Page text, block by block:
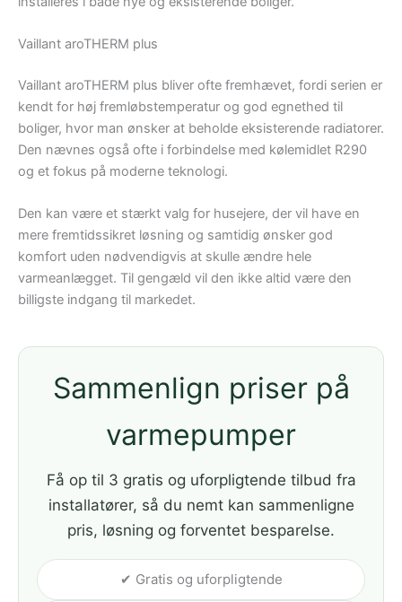
Vaillant aroTHERM plus
Vaillant aroTHERM plus bliver ofte fremhævet, fordi serien er
kendt for høj fremløbstemperatur og god egnethed til
boliger, hvor man ønsker at beholde eksisterende radiatorer.
Den nævnes også ofte i forbindelse med kølemidlet R290
og et fokus på moderne teknologi.
Den kan være et stærkt valg for husejere, der vil have en
mere fremtidssikret løsning og samtidig ønsker god
komfort uden nødvendigvis at skulle ændre hele
varmeanlægget. Til gengæld vil den ikke altid være den
billigste indgang til markedet.
Sammenlign priser på
varmepumper
Få op til 3 gratis og uforpligtende tilbud fra
installatører, så du nemt kan sammenligne
pris, løsning og forventet besparelse.
✔ Gratis og uforpligtende